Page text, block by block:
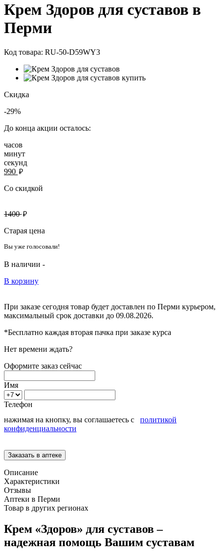
Крем Здоров для суставов в
Перми
Код товара: RU-50-D59WY3
Скидка
-29%
До конца акции осталось:
часов
минут
секунд
990 руб.
Со скидкой
1400руб.
Старая цена
Вы уже голосовали!
В наличии -
В корзину
При заказе сегодня товар будет доставлен по Перми курьером,
максимальный срок доставки до 09.08.2026.
*Бесплатно каждая вторая пачка при заказе курса
Нет времени ждать?
Оформите заказ сейчас
Имя
Телефон
нажимая на кнопку, вы соглашаетесь с политикой
конфиденциальности
Описание
Характеристики
Отзывы
Аптеки в Перми
Товар в других регионах
Крем «Здоров» для суставов –
надежная помощь Вашим суставам